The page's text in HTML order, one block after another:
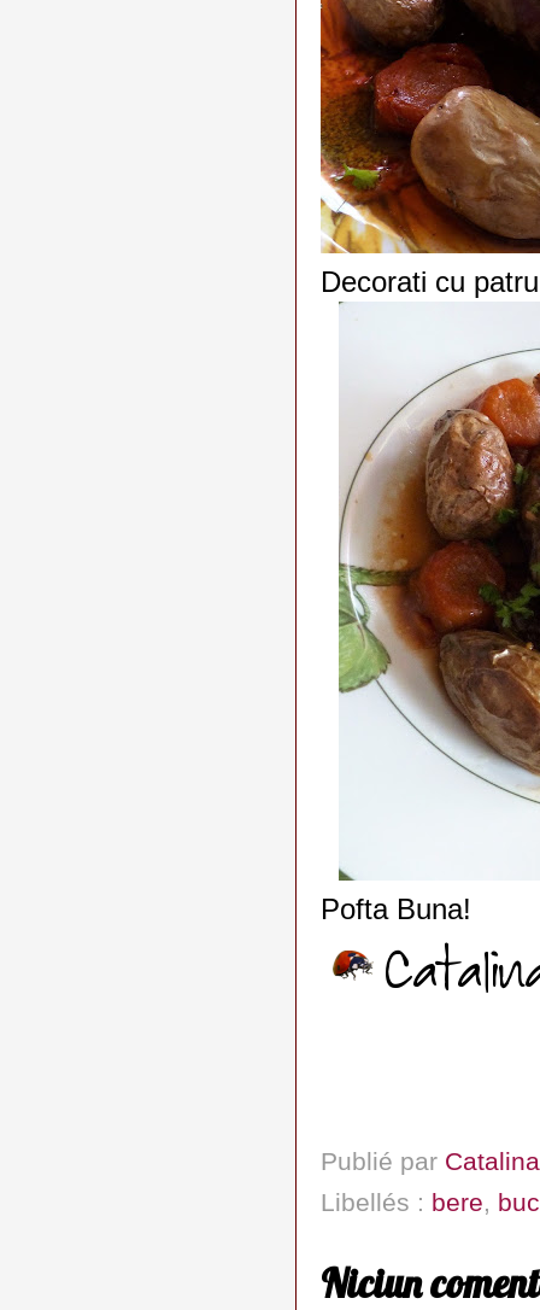
Decorati cu
Pofta Buna!
Publié par Catalina
Libellés : bere,
Niciun